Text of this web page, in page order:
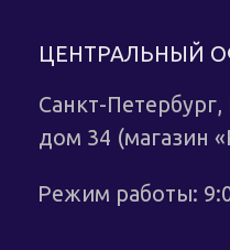
ТОВАР ИЛИ НУЖНА
СПЕЦИАЛИСТА?